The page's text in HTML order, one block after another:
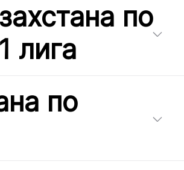
по
лига
по